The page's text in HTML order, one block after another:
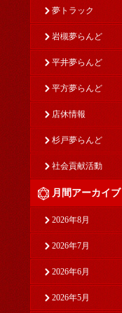
夢トラック
岩槻夢らんど
平井夢らんど
平方夢らんど
店休情報
杉戸夢らんど
社会貢献活動
月間アーカイブ
2026年8月
2026年7月
2026年6月
2026年5月